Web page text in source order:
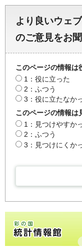
より良いウェ
のご意見をお
このページの情報は
1：役に立った
2：ふつう
3：役に立たなか
このページの情報は
1：見つけやすか
2：ふつう
3：見つけにくか
彩の